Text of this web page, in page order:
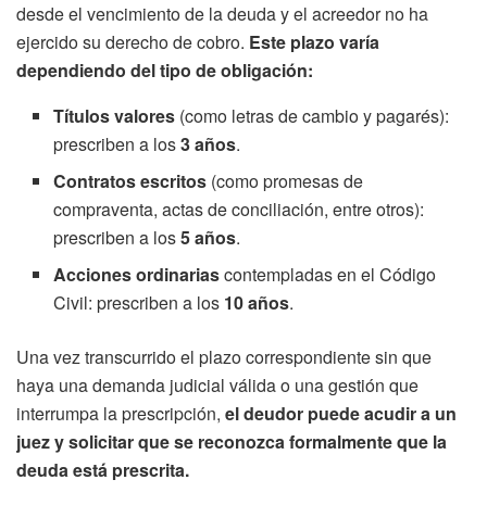
desde el vencimiento de la deuda y el acreedor no ha
ejercido su derecho de cobro. Este plazo varía
dependiendo del tipo de obligación:
Títulos valores (como letras de cambio y pagarés):
prescriben a los3 años.
Contratos escritos (como promesas de
compraventa, actas de conciliación, entre otros):
prescriben a los5 años.
Acciones ordinariascontempladas en el Código
Civil: prescriben a los 10 años.
Una vez transcurrido el plazo correspondiente sin que
haya una demanda judicial válida o una gestión que
interrumpa la prescripción, el deudor puede acudir a un
juez y solicitar que se reconozca formalmente que la
deuda está prescrita.